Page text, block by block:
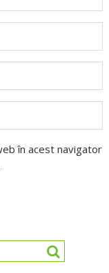
în acest navigator